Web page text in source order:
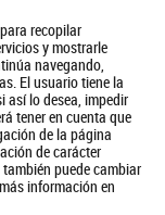
recopilar
y mostrarle
navegando,
El usuario tiene la
así lo desea, impedir
tener en cuenta que
de la página
de carácter
puede cambiar
información en
Aviso Legal
Política de Cookies
BUSCAR